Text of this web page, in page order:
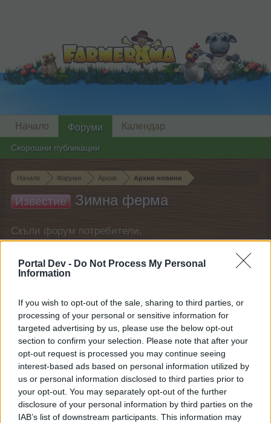
Portal Dev - Do Not Process My Personal
Information
If you wish to opt-out of the sale, sharing to third parties, or
processing of your personal or sensitive information for
targeted advertising by us, please use the below opt-out
section to confirm your selection. Please note that after your
opt-out request is processed you may continue seeing
interest-based ads based on personal information utilized by
us or personal information disclosed to third parties prior to
your opt-out. You may separately opt-out of the further
disclosure of your personal information by third parties on the
IAB’s list of downstream participants. This information may
Начало Форуми Архив Архив новини
Известие Зимна ферма
Скъпи форум потребители,
форума и да участвате в дискусиите, или
регистрирайте се, ако нямате собствен акаунт.
Ние очакваме с нетърпение следващото ви
посещение във форума!Играйте тук
mushnu4ka
S-Moderator
Здравейте, фермери!
Начало Форуми
Скорошни публикации
Календар